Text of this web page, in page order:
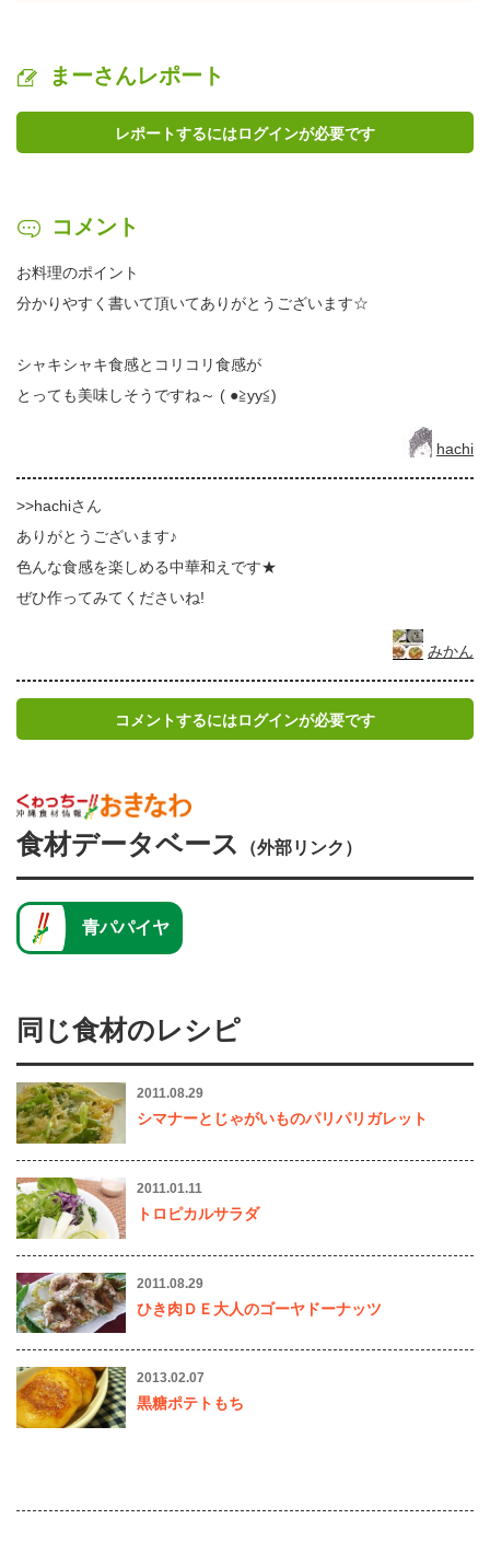
まーさんレポート
レポートするにはログインが必要です
コメント
お料理のポイント
分かりやすく書いて頂いてありがとうございます☆
シャキシャキ食感とコリコリ食感が
とっても美味しそうですね～ ( ●≧yy≦)
hachi
>>hachiさん
ありがとうございます♪
色んな食感を楽しめる中華和えです★
ぜひ作ってみてくださいね!
みかん
コメントするにはログインが必要です
食材データベース （外部リンク）
青パパイヤ
同じ食材のレシピ
2011.08.29
シマナーとじゃがいものパリパリガレット
2011.01.11
トロピカルサラダ
2011.08.29
ひき肉ＤＥ大人のゴーヤドーナッツ
2013.02.07
黒糖ポテトもち